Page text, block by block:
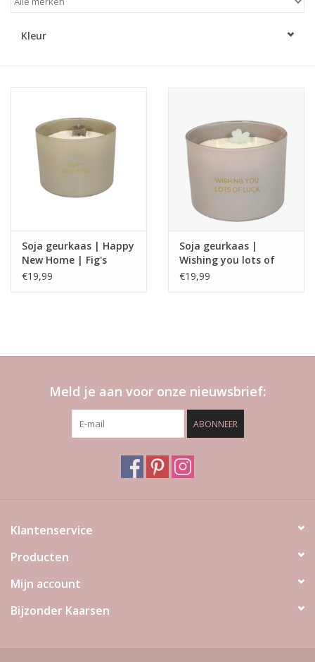
Relatiegeschenken & Bedankjes
Huisparfums
Blog
Kleur
Soja geurkaas | Happy
New Home | Fig's
Delight | My Flame
€19,99
Soja geurkaas |
Wishing you lots of
luck | Amber's Secret |
€19,99
Meld je aan voor onze nieuwsbrief:
ABONNEER
Klantenservice
Producten
Mijn account
Bijzonder Kaarsen